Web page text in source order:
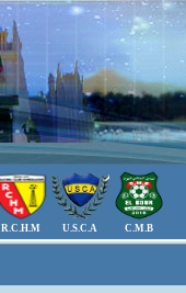
R.C.H.M U.S.C.A C.M.B